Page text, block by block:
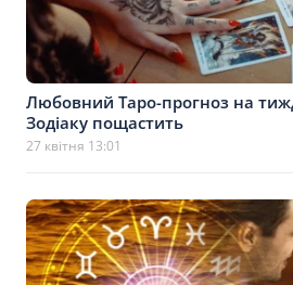
Любовний Таро-прогноз на
Зодіаку пощастить
27 квітня 13:01